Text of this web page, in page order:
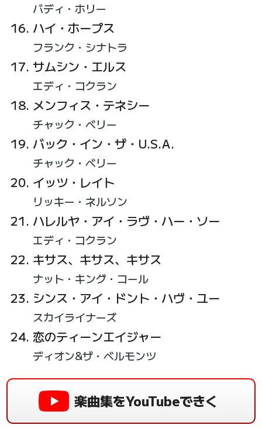
バディ・ホリー
ハイ・ホープス
フランク・シナトラ
サムシン・エルス
エディ・コクラン
メンフィス・テネシー
チャック・ベリー
バック・イン・ザ・U.S.A.
チャック・ベリー
イッツ・レイト
リッキー・ネルソン
ハレルヤ・アイ・ラヴ・ハー・ソー
エディ・コクラン
キサス、キサス、キサス
ナット・キング・コール
シンス・アイ・ドント・ハヴ・ユー
スカイライナーズ
恋のティーンエイジャー
ディオン&ザ・ベルモンツ
楽曲集をYouTubeできく